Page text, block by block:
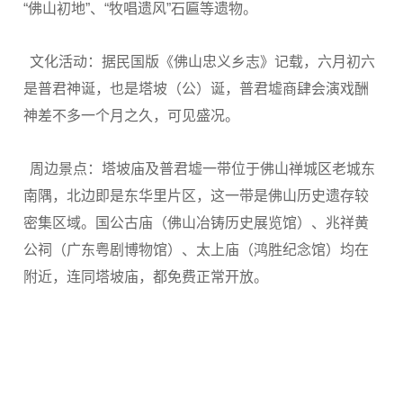
“佛山初地”、“牧唱遗风”石匾等遗物。
文化活动：据民国版《佛山忠义乡志》记载，六月初六
是普君神诞，也是塔坡（公）诞，普君墟商肆会演戏酬
神差不多一个月之久，可见盛况。
周边景点：塔坡庙及普君墟一带位于佛山禅城区老城东
南隅，北边即是东华里片区，这一带是佛山历史遗存较
密集区域。国公古庙（佛山冶铸历史展览馆）、兆祥黄
公祠（广东粤剧博物馆）、太上庙（鸿胜纪念馆）均在
附近，连同塔坡庙，都免费正常开放。